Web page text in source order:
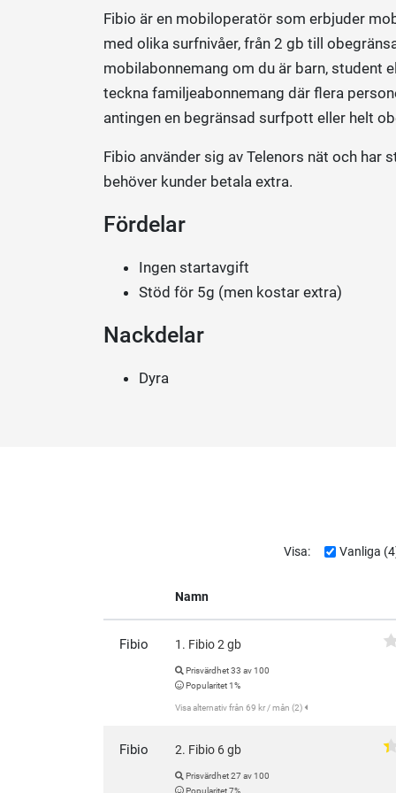
Fibio är en mobiloperatör som erbjuder
med olika surfnivåer, från 2 gb till
mobilabonnemang om du är barn, student
teckna familjeabonnemang där flera
antingen en begränsad surfpott eller helt
Fibio använder sig av Telenors nät och
behöver kunder betala extra.
Fördelar
Ingen startavgift
Stöd för 5g (men kostar extra)
Nackdelar
Dyra
Visa: Vanliga
Namn
Fibio 1. Fibio 2 gb
Prisvärdhet 33 av 100
Popularitet 1%
Visa alternativ från 69 kr / mån (2)
Fibio 2. Fibio 6 gb
Prisvärdhet 27 av 100
Popularitet 7%